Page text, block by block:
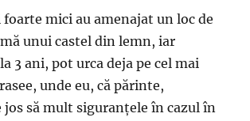
mici au amenajat un loc de
unui castel din lemn, iar
3 ani, pot urca deja pe cel mai
unde eu, că părinte,
jos să mult siguranțele în cazul în